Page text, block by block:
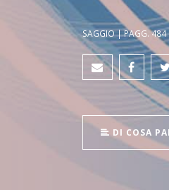
SAGGIO | PAGG.
DI COSA